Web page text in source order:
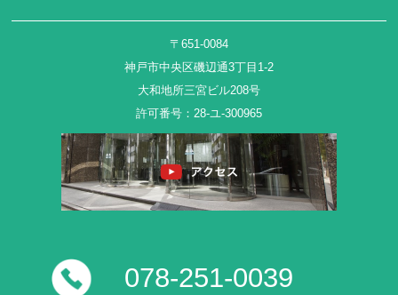
〒651-0084
神戸市中央区磯辺通3丁目1-2
大和地所三宮ビル208号
許可番号：28-ユ-300965
078-251-0039